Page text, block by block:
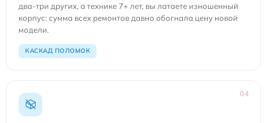
два-три других, а технике 7+ лет, вы латаете изношенный
корпус: сумма всех ремонтов давно обогнала цену новой
модели.
КАСКАД ПОЛОМОК
04